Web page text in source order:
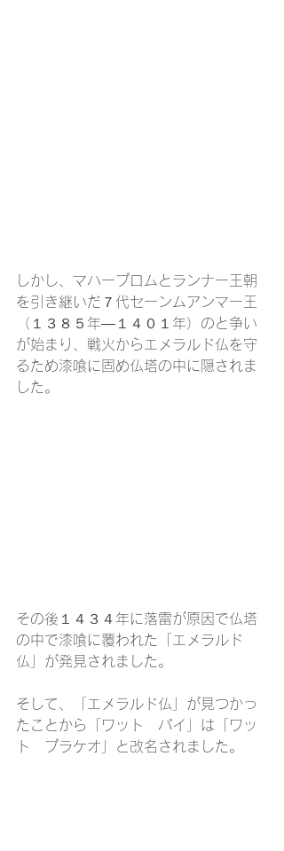
しかし、マハープロムとランナー王朝
を引き継いだ７代セーンムアンマー王
（１３８５年―１４０１年）のと争い
が始まり、戦火からエメラルド仏を守
るため漆喰に固め仏塔の中に隠されま
した。
その後１４３４年に落雷が原因で仏塔
の中で漆喰に覆われた「エメラルド
仏」が発見されました。
そして、「エメラルド仏」が見つかっ
たことから「ワット　パイ」は「ワッ
ト　プラケオ」と改名されました。